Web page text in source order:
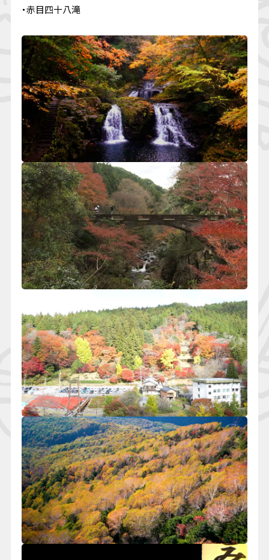
・赤目四十八滝